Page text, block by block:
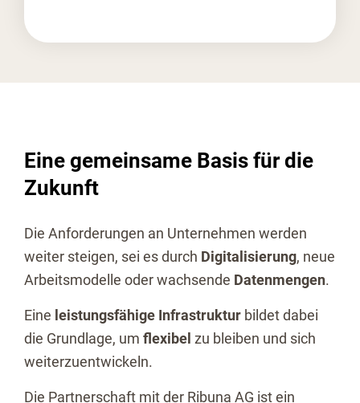
Eine gemeinsame Basis für die
Zukunft
Die Anforderungen an Unternehmen werden
weiter steigen, sei es durch Digitalisierung, neue
Arbeitsmodelle oder wachsende Datenmengen.
Eine leistungsfähige Infrastruktur bildet dabei
die Grundlage, um flexibel zu bleiben und sich
weiterzuentwickeln.
Die Partnerschaft mit der Ribuna AG ist ein